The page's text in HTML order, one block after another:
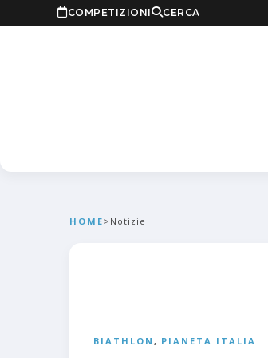
COMPETIZIONI CERCA
HOME > Notizie
BIATHLON , PIANETA ITALIA